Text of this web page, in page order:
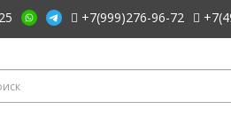
+7(999)276-96-72